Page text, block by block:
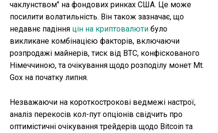
чаклунством" на фондових ринках США. Це може
посилити волатильність. Він також зазначає, що
недавнє падіння цін на криптовалюти було
викликане комбінацією факторів, включаючи
розпродажі майнерів, тиск від BTC, конфіскованого
Німеччиною, та очікування щодо розподілу монет Mt.
Gox на початку липня.
Незважаючи на короткострокові ведмежі настрої,
аналіз перекосів кол-пут опціонів свідчить про
оптимістичні очікування трейдерів щодо Bitcoin та